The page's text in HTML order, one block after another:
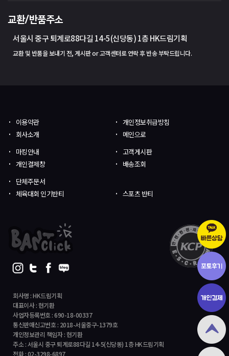
교환/반품주소
서울시 중구 퇴계로88다길 14-5(신당동) 1층 HK드림기획
교환 및 반품을 보내기 전, 게시판 or 고객센터로 연락 후 반송 부탁드립니다.
회사명 : HK드림기획
대표이사 : 현기환
사업자등록번호 : 690-18-00337
통신판매신고번호 : 2018-서울중구-1379호
개인정보관리 책임자 : 현기환
주소 : 서울시 중구 퇴계로88다길 14-5(신당동) 1층 HK드림기획
전화 : 02-3298-6897
이용약관
개인정보취급방침
회사소개
메인으로
마킹안내
고객게시판
개인결제창
배송조회
단체주문서
체육대회 인기반티
스포츠 반티